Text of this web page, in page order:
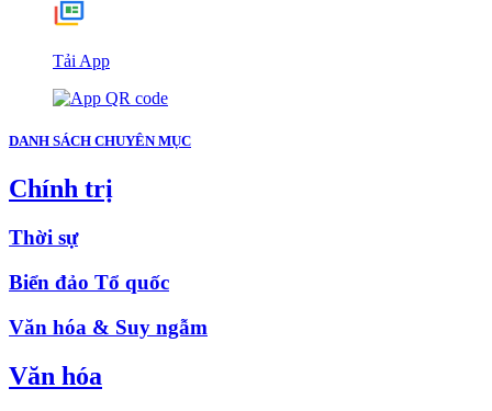
Tải App
DANH SÁCH CHUYÊN MỤC
Chính trị
Thời sự
Biển đảo Tổ quốc
Văn hóa & Suy ngẫm
Văn hóa